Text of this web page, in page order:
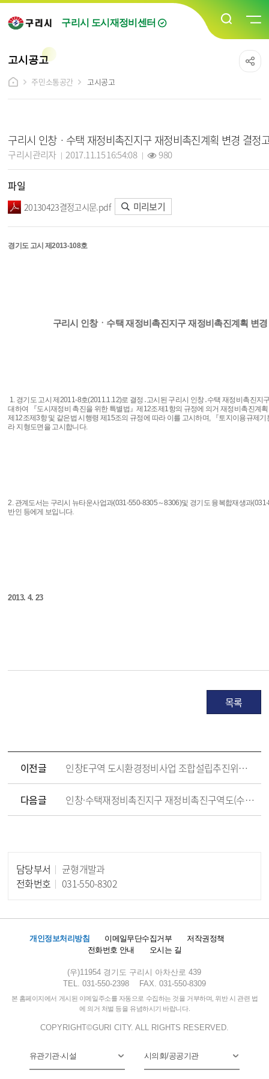
구리시 도시재정비센터
고시공고
주민소통공간
고시공고
구리시 인창ㆍ수택 재정비촉진지구 재정비촉진계획 변경 결정
구리시관리자 2017.11.15 16:54:08 980
파일
20130423결정고시문.pdf 미리보기
경기도 고시 제2013-108호
구리시 인창ㆍ수택 재정비촉진지구 재정비촉진계획 변
1. 경기도 고시 제2011-8호(2011.1.12)로 결정․고시된 구리시 인창․수택 재정비촉진지
대하여 『도시재정비 촉진을 위한 특별법』제12조제1항의 규정에 의거 재정비촉진계
제12조제3항 및 같은법 시행령 제15조의 규정에 따라 이를 고시하며, 『토지이용규제
라 지형도면을 고시합니다.
2. 관계도서는 구리시 뉴타운사업과(031-550-8305～8306)및 경기도 융복합재생과
반인 등에게 보입니다.
2013. 4. 23
목록
이전글 인창E구역 도시환경정비사업 조합설립추진위원회 승인 취소 고시
다음글 인창·수택재정비촉진지구 재정비촉진구역도(수택D구역,수택E구역)
담당부서
균형개발과
전화번호
031-550-8302
개인정보처리방침 이메일무단수집거부
저작권정책
전화번호 안내
오시는 길
(우)11954 경기도 구리시 아차산로 439
TEL. 031-550-2398
FAX. 031-550-8309
본 홈페이지에서 게시된 이메일주소를 자동으로 수집하는 것을 거부하며, 위반 시 관련 법
에 의거 처벌 등을 유념하시기 바랍니다.
COPYRIGHT©GURI CITY. ALL RIGHTS RESERVED.
유관기관·시설 시의회/공공기관